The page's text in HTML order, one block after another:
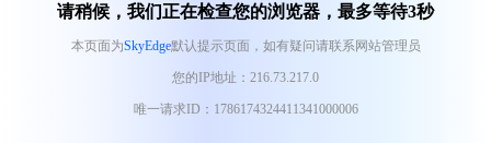
请稍候，我们正在检查您的浏览器，最多等待3秒
本页面为SkyEdge默认提示页面，如有疑问请联系网站管理员
您的IP地址：216.73.217.0
唯一请求ID：1786174324411341000006